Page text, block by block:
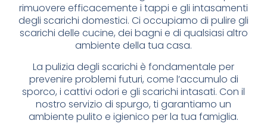
rimuovere efficacemente i tappi e gli intasamenti
degli scarichi domestici. Ci occupiamo di pulire gli
scarichi delle cucine, dei bagni e di qualsiasi altro
ambiente della tua casa.
La pulizia degli scarichi è fondamentale per
prevenire problemi futuri, come l’accumulo di
sporco, i cattivi odori e gli scarichi intasati. Con il
nostro servizio di spurgo, ti garantiamo un
ambiente pulito e igienico per la tua famiglia.